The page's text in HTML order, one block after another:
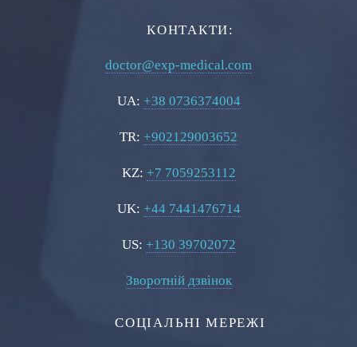
КОНТАКТИ:
doctor@exp-medical.com
UA: +38 0736374004
TR: +902129003652
KZ: +7 7059253112
UK: +44 7441476714
US: +130 39702072
Зворотній дзвінок
СОЦІАЛЬНІ МЕРЕЖІ